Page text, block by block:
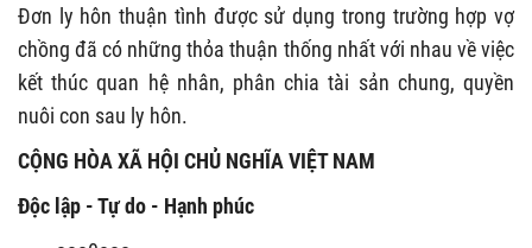
Đơn ly hôn thuận tình được sử dụng trong trường hợp vợ
chồng đã có những thỏa thuận thống nhất với nhau về việc
kết thúc quan hệ nhân, phân chia tài sản chung, quyền
nuôi con sau ly hôn.
CỘNG HÒA XÃ HỘI CHỦ NGHĨA VIỆT NAM
Độc lập - Tự do - Hạnh phúc